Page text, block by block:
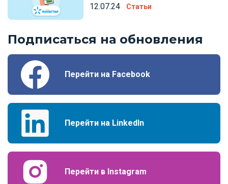
12.07.24
Статьи
Подписаться на обновления
Перейти на Facebook
Перейти на LinkedIn
Перейти в Instagram